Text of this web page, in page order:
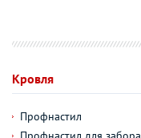
Кровля
Профнастил